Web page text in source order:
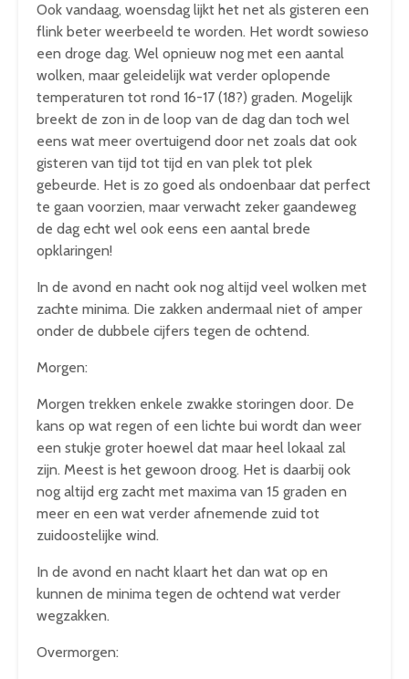
Ook vandaag, woensdag lijkt het net als gisteren een
flink beter weerbeeld te worden. Het wordt sowieso
een droge dag. Wel opnieuw nog met een aantal
wolken, maar geleidelijk wat verder oplopende
temperaturen tot rond 16-17 (18?) graden. Mogelijk
breekt de zon in de loop van de dag dan toch wel
eens wat meer overtuigend door net zoals dat ook
gisteren van tijd tot tijd en van plek tot plek
gebeurde. Het is zo goed als ondoenbaar dat perfect
te gaan voorzien, maar verwacht zeker gaandeweg
de dag echt wel ook eens een aantal brede
opklaringen!
In de avond en nacht ook nog altijd veel wolken met
zachte minima. Die zakken andermaal niet of amper
onder de dubbele cijfers tegen de ochtend.
Morgen:
Morgen trekken enkele zwakke storingen door. De
kans op wat regen of een lichte bui wordt dan weer
een stukje groter hoewel dat maar heel lokaal zal
zijn. Meest is het gewoon droog. Het is daarbij ook
nog altijd erg zacht met maxima van 15 graden en
meer en een wat verder afnemende zuid tot
zuidoostelijke wind.
In de avond en nacht klaart het dan wat op en
kunnen de minima tegen de ochtend wat verder
wegzakken.
Overmorgen: